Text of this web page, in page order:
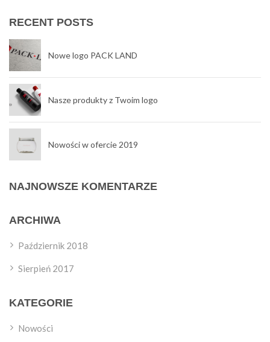
RECENT POSTS
Nowe logo PACK LAND
Nasze produkty z Twoim logo
Nowości w ofercie 2019
NAJNOWSZE KOMENTARZE
ARCHIWA
Październik 2018
Sierpień 2017
KATEGORIE
Nowości